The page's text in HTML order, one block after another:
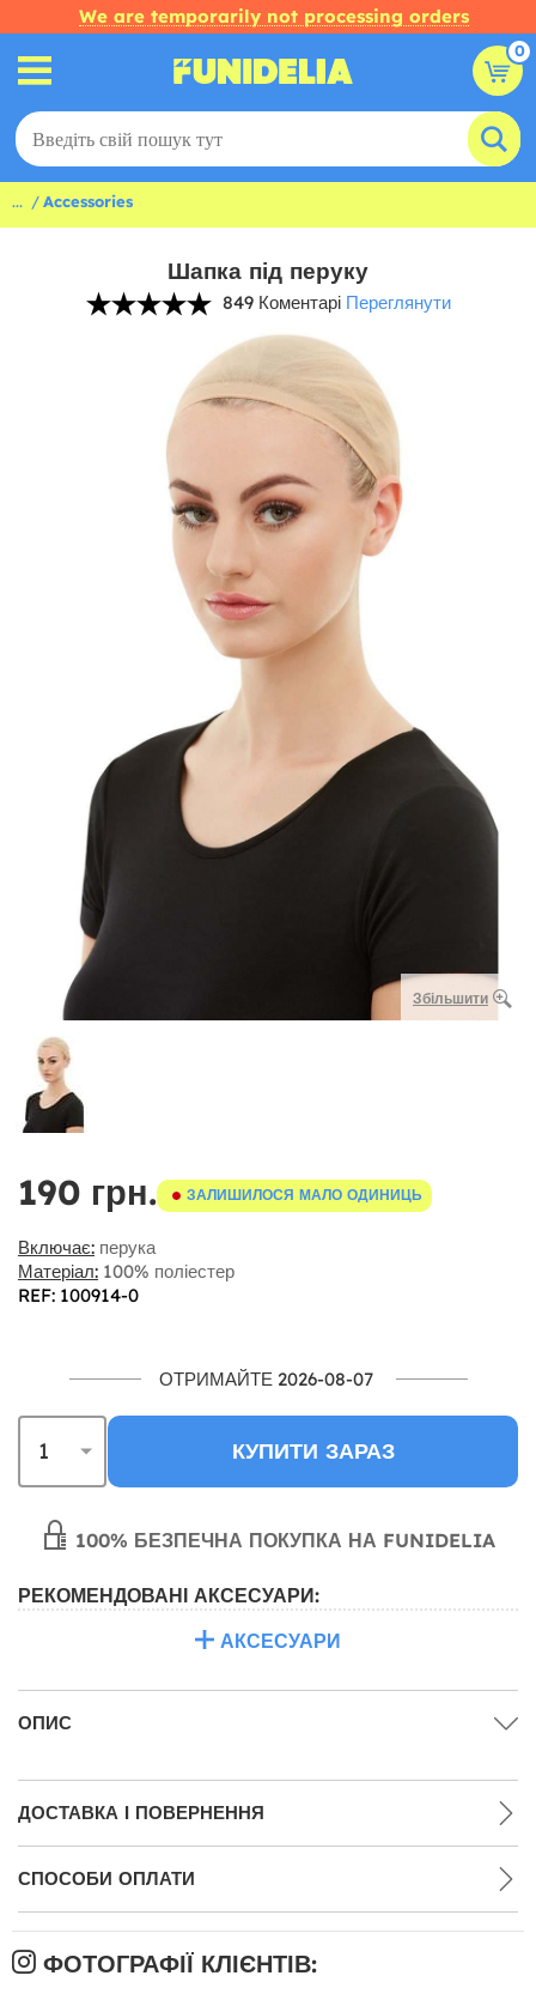
We are temporarily not processing orders
0
... Accessories
Шапка під перуку
849 Коментарі Переглянути
Збільшити
190 грн. ЗАЛИШИЛОСЯ МАЛО ОДИНИЦЬ
Включає: перука
Матеріал: 100% поліестер
REF: 100914-0
ОТРИМАЙТЕ 2026-08-07
КУПИТИ ЗАРАЗ
100% БЕЗПЕЧНА ПОКУПКА НА FUNIDELIA
РЕКОМЕНДОВАНІ АКСЕСУАРИ:
АКСЕСУАРИ
ОПИС
ДОСТАВКА І ПОВЕРНЕННЯ
СПОСОБИ ОПЛАТИ
ФОТОГРАФІЇ КЛІЄНТІВ: